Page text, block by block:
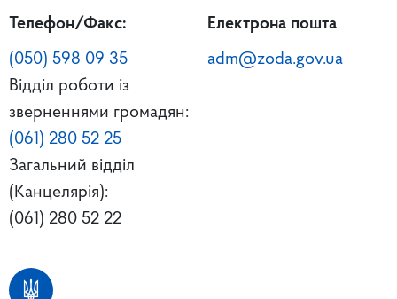
Телефон/Факс:
(050) 598 09 35
Відділ роботи із
зверненнями громадян:
(061) 280 52 25
Загальний відділ
(Канцелярія):
(061) 280 52 22
Електрона пошта
adm@zoda.gov.ua